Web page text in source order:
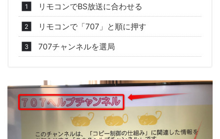
リモコンでBS放送に合わせる
リモコンで「707」と順に押す
707チャンネルを選局